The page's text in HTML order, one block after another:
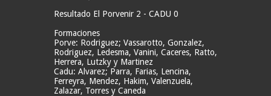
Resultado El Porvenir 2 - CADU 0
Formaciones
Porve: Rodriguez; Vassarotto, Gonzalez,
Rodriguez, Ledesma, Vanini, Caceres, Ratto,
Herrera, Lutzky y Martinez
Cadu: Alvarez; Parra, Farias, Lencina,
Ferreyra, Mendez, Hakim, Valenzuela,
Zalazar, Torres y Caneda